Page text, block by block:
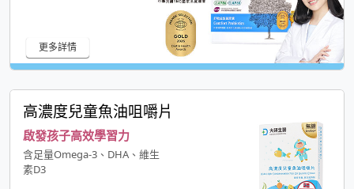
更多詳情
高濃度兒童魚油咀嚼片
啟發孩子高效學習力
含足量Omega-3、DHA、維生
素D3